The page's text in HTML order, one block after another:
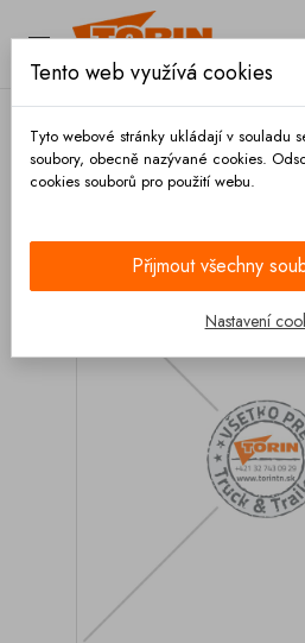

Tento web využívá cookies
Tyto webové stránky ukládají v souladu
soubory, obecně nazývané cookies.
cookies souborů pro použití webu.
Přijmout všechny
Nastavení